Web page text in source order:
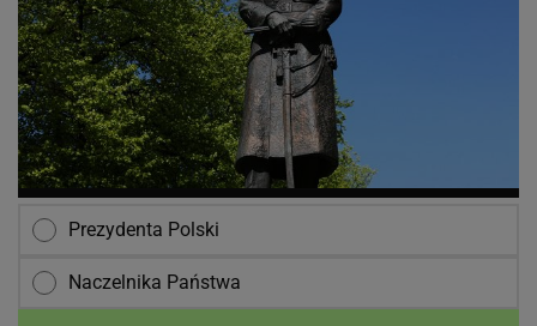
Prezydenta Polski
Naczelnika Państwa